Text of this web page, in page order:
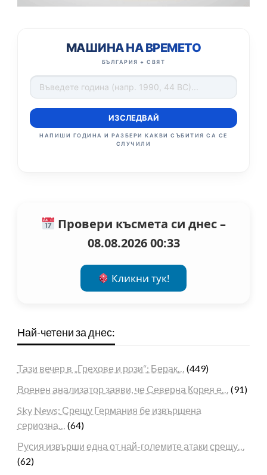
МАШИНА НА ВРЕМЕТО
БЪЛГАРИЯ + СВЯТ
ИЗСЛЕДВАЙ
НАПИШИ ГОДИНА И РАЗБЕРИ КАКВИ СЪБИТИЯ СА СЕ
СЛУЧИЛИ
Провери късмета си днес –
08.08.2026 00:33
Кликни тук!
Най-четени за днес:
Тази вечер в „Грехове и рози“: Берак… (449)
Военен анализатор заяви, че Северна Корея е… (91)
Sky News: Срещу Германия бе извършена
сериозна… (64)
Русия извърши една от най-големите атаки срещу…
(62)